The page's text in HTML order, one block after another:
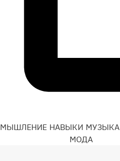
МЫШЛЕНИЕ НАВЫКИ МУЗЫКА
МОДА